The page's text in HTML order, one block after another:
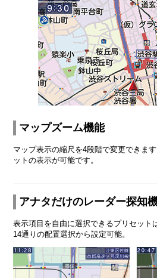
マップズーム機能
マップ表示の縮尺を4段階で変更できま
ットの表示が可能です。
アナタだけのレーダー探知
表示項目を自由に選択できるプリセット
14通りの配置選択から設定可能。